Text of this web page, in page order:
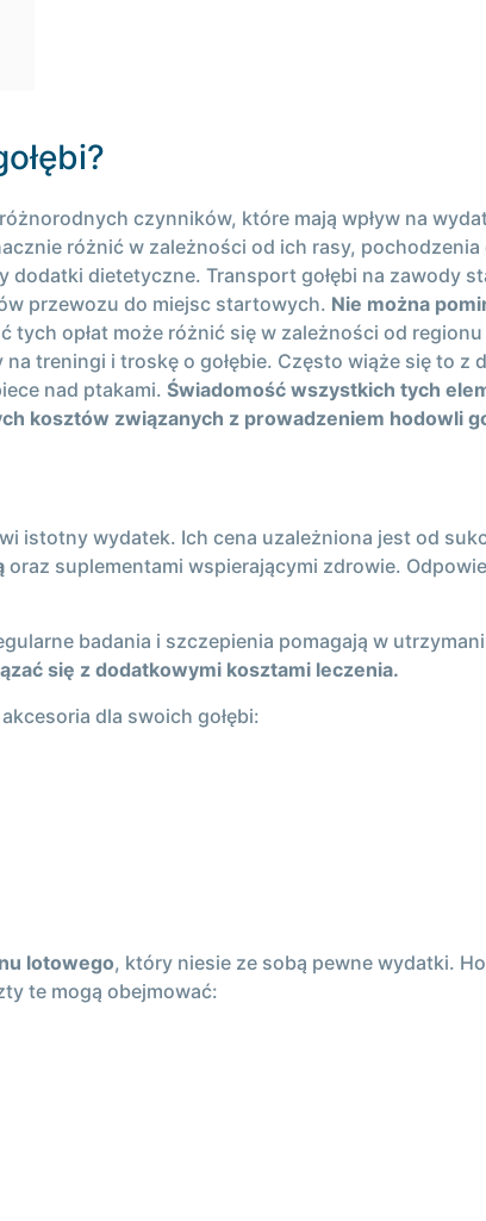
czynników, które mają wpływ na
różnić w zależności od ich rasy,
dietetyczne. Transport gołębi na zawody
przewozu do miejsc startowych. Nie można
tych opłat może różnić się w zależności od
treningi i troskę o gołębie. Często wiąże się to
nad ptakami. Świadomość wszystkich tych
kosztów związanych z prowadzeniem hodowli
istotny wydatek. Ich cena uzależniona jest od
oraz suplementami wspierającymi zdrowie.
badania i szczepienia pomagają w
się z dodatkowymi kosztami leczenia.
dla swoich gołębi:
lotowego, który niesie ze sobą pewne wydatki.
te mogą obejmować: